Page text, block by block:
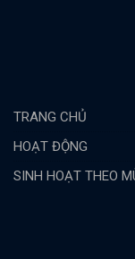
TRANG CHỦ
HOẠT ĐỘNG
SINH HOẠT THEO